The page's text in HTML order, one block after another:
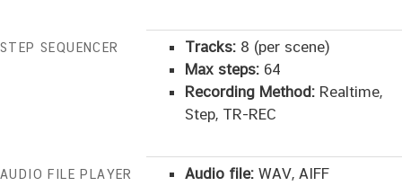
STEP SEQUENCER Tracks:8 (per scene)
Max steps:64
Recording Method:Realtime,
Step, TR-REC
AUDIO FILE PLAYER Audio file:WAV, AIFF